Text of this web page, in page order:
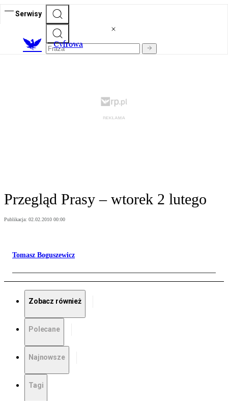
Serwisy
Cyfrowa
Przegląd Prasy – wtorek 2 lutego
Publikacja: 02.02.2010 00:00
Tomasz Boguszewicz
Zobacz również
Polecane
Najnowsze
Tagi